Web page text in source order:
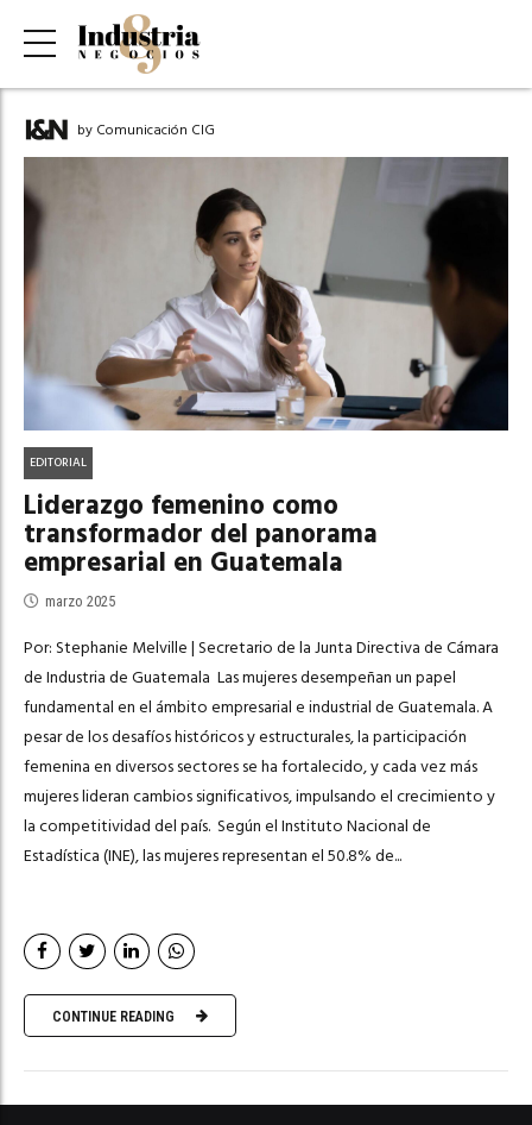
by Comunicación CIG
EDITORIAL
Liderazgo femenino como
transformador del panorama
empresarial en Guatemala
marzo 2025
Por: Stephanie Melville | Secretario de la Junta Directiva de Cámara
de Industria de Guatemala Las mujeres desempeñan un papel
fundamental en el ámbito empresarial e industrial de Guatemala. A
pesar de los desafíos históricos y estructurales, la participación
femenina en diversos sectores se ha fortalecido, y cada vez más
mujeres lideran cambios significativos, impulsando el crecimiento y
la competitividad del país. Según el Instituto Nacional de
Estadística (INE), las mujeres representan el 50.8% de...
CONTINUE READING